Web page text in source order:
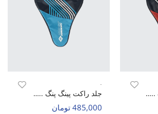
جلد راکت پینگ پنگ .. - شیلدکروت 818507
-
جلد راکت پینگ پنگ .. - شیلدکروت 818507
485,000 تومان